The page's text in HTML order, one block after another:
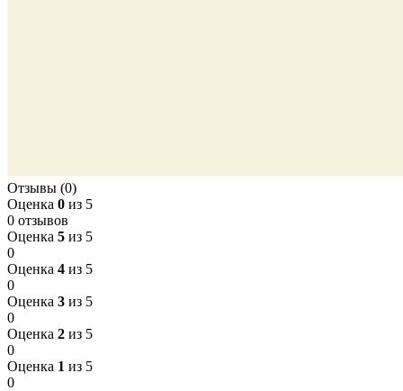
Отзывы (0)
Оценка 0 из 5
0 отзывов
Оценка 5 из 5
0
Оценка 4 из 5
0
Оценка 3 из 5
0
Оценка 2 из 5
0
Оценка 1 из 5
0